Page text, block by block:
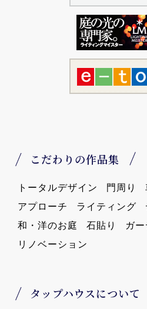
こだわりの作品集
トータルデザイン 門周り
アプローチ
ライティング
和・洋のお庭
石貼り
ガ
リノベーション
タップハウスについて